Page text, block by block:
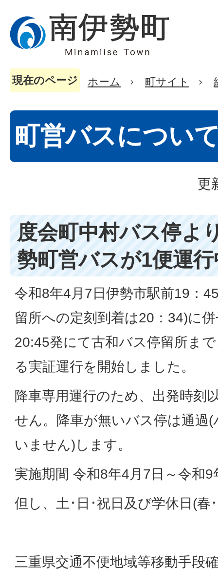
現在のページ ホーム 町サイト
町営バスについ
更
度会町中村バス停よ
勢町営バスが1便運
令和8年4月7日伊勢市駅前19：
留所への定刻到着は20：34)に
20:45発にて古和バス停留所ま
る実証運行を開始しました。
降車専用運行のため、出発時刻
せん。降車が無いバス停は通過
いません)します。
実施期間 令和8年4月7日～令和9
但し、土･日･祝日及び学休日(春
三重県交通不便地域等移動手段